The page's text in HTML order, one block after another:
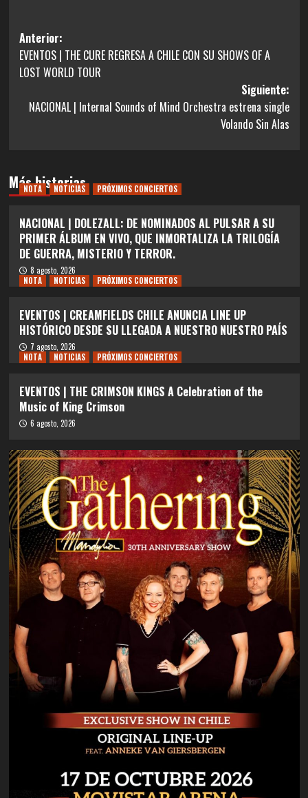
Navegación
de
entradas
Anterior:
EVENTOS | THE CURE REGRESA A CHILE CON SU SHOWS OF A
LOST WORLD TOUR
Siguiente:
NACIONAL | Internal Sounds of Mind Orchestra estrena single
Volando Sin Alas
Más historias
NOTA NOTICIAS PRÓXIMOS CONCIERTOS
NACIONAL | DOLEZALL: DE NOMINADOS AL PULSAR A SU
PRIMER ÁLBUM EN VIVO, QUE INMORTALIZA LA TRILOGÍA
DE GUERRA, MISTERIO Y TERROR.
8 agosto, 2026
NOTA
NOTICIAS PRÓXIMOS CONCIERTOS
EVENTOS | CREAMFIELDS CHILE ANUNCIA LINE UP
HISTÓRICO DESDE SU LLEGADA A NUESTRO NUESTRO PAÍS
7 agosto, 2026
NOTA
NOTICIAS PRÓXIMOS CONCIERTOS
EVENTOS | THE CRIMSON KINGS A Celebration of the
Music of King Crimson
6 agosto, 2026